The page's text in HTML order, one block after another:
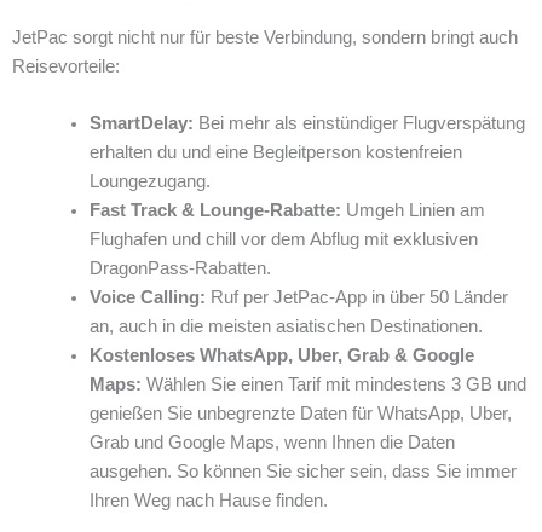
JetPac sorgt nicht nur für beste Verbindung, sondern bringt auch
Reisevorteile:
SmartDelay: Bei mehr als einstündiger Flugverspätung
erhalten du und eine Begleitperson kostenfreien
Lounge­zugang.
Fast Track & Lounge-Rabatte: Umgeh Linien am
Flughafen und chill vor dem Abflug mit exklusiven
DragonPass‑Rabatten.
Voice Calling: Ruf per JetPac‑App in über 50 Länder
an, auch in die meisten asiatischen Destinationen.
Kostenloses WhatsApp, Uber, Grab & Google
Maps: Wählen Sie einen Tarif mit mindestens 3 GB und
genießen Sie unbegrenzte Daten für WhatsApp, Uber,
Grab und Google Maps, wenn Ihnen die Daten
ausgehen. So können Sie sicher sein, dass Sie immer
Ihren Weg nach Hause finden.